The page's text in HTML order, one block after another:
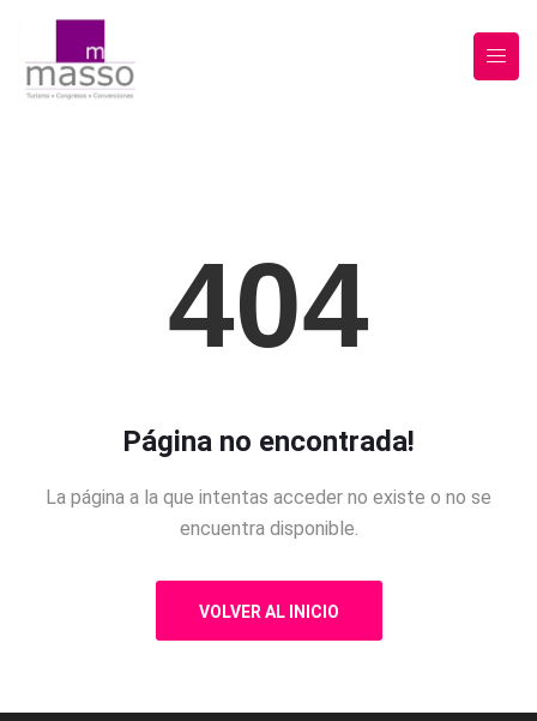
404
Página no encontrada!
La página a la que intentas acceder no existe o no se
encuentra disponible.
VOLVER AL INICIO